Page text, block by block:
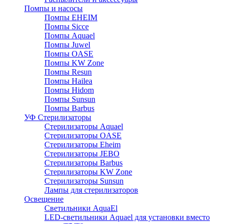
Помпы и насосы
Помпы EHEIM
Помпы Sicce
Помпы Aquael
Помпы Juwel
Помпы OASE
Помпы KW Zone
Помпы Resun
Помпы Hailea
Помпы Hidom
Помпы Sunsun
Помпы Barbus
УФ Стерилизаторы
Стерилизаторы Aquael
Стерилизаторы OASE
Стерилизаторы Eheim
Стерилизаторы JEBO
Стерилизаторы Barbus
Стерилизаторы KW Zone
Стерилизаторы Sunsun
Лампы для стерилизаторов
Освещение
Cветильники AquaEl
LED-светильники Aquael для установки вместо